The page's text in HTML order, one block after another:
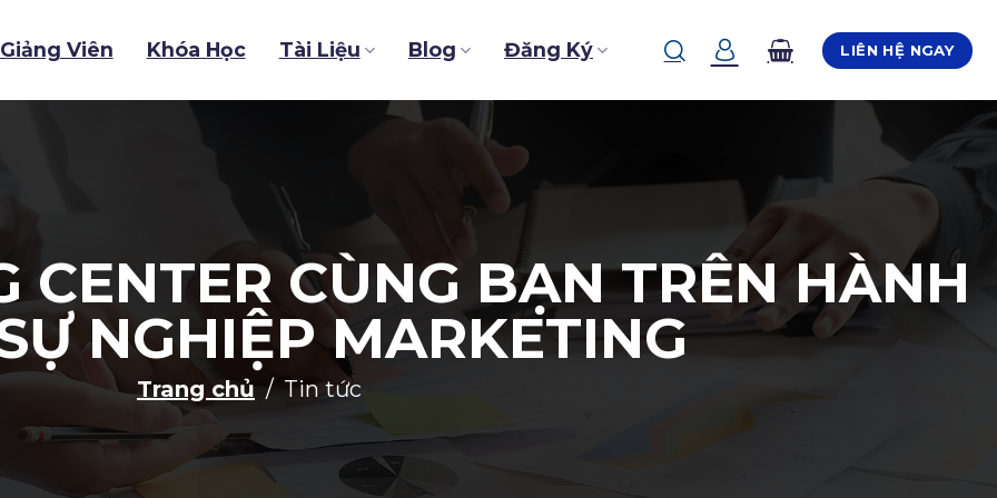
Giảng Viên Khóa Học Tài Liệu Blog Đăng Ký LIÊN HỆ NGAY
CENTER CÙNG BẠN TRÊN HÀNH
NGHIỆP MARKETING
Trang chủ Tin tức